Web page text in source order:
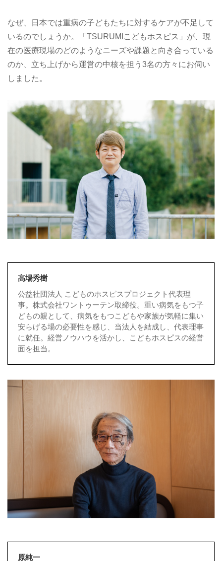
なぜ、日本では重病の子どもたちに対するケアが不足して
いるのでしょうか。「TSURUMIこどもホスピス」が、現
在の医療現場のどのようなニーズや課題と向き合っている
のか、立ち上げから運営の中核を担う3名の方々にお伺い
しました。
高場秀樹
公益社団法人 こどものホスピスプロジェクト代表理
事。株式会社ワントゥーテン取締役。重い病気をもつ子
どもの親として、病気をもつこどもや家族が気軽に集い
安らげる場の必要性を感じ、当法人を結成し、代表理事
に就任。経営ノウハウを活かし、こどもホスピスの経営
面を担当。
原純一